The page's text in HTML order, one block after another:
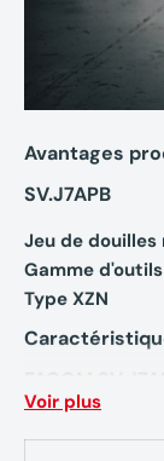
Avantages
SV.J7APB
Jeu de douilles
Gamme
Type XZN
Voir plus